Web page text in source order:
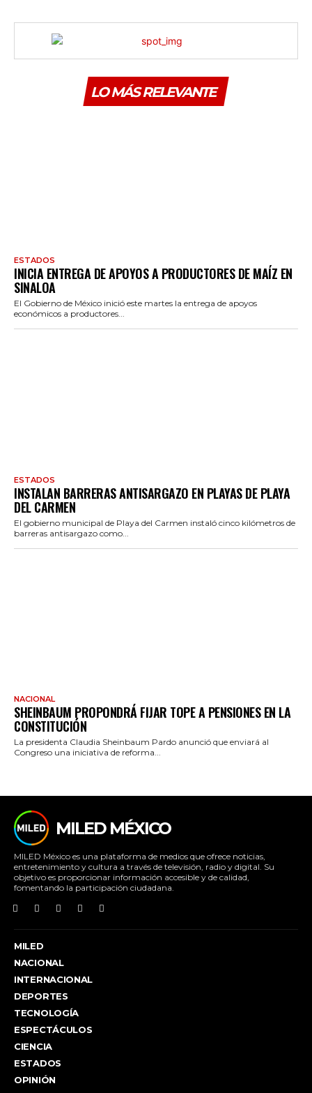
LO MÁS RELEVANTE
ESTADOS
INICIA ENTREGA DE APOYOS A PRODUCTORES DE MAÍZ EN
SINALOA
El Gobierno de México inició este martes la entrega de apoyos
económicos a productores...
ESTADOS
INSTALAN BARRERAS ANTISARGAZO EN PLAYAS DE PLAYA
DEL CARMEN
El gobierno municipal de Playa del Carmen instaló cinco kilómetros de
barreras antisargazo como...
NACIONAL
SHEINBAUM PROPONDRÁ FIJAR TOPE A PENSIONES EN LA
CONSTITUCIÓN
La presidenta Claudia Sheinbaum Pardo anunció que enviará al
Congreso una iniciativa de reforma...
MILED MÉXICO
MILED México es una plataforma de medios que ofrece noticias,
entretenimiento y cultura a través de televisión, radio y digital. Su
objetivo es proporcionar información accesible y de calidad,
fomentando la participación ciudadana.
MILED
NACIONAL
INTERNACIONAL
DEPORTES
TECNOLOGÍA
ESPECTÁCULOS
CIENCIA
ESTADOS
OPINIÓN